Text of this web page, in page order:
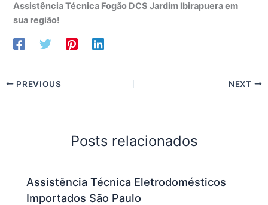
Assistência Técnica Fogão DCS Jardim Ibirapuera em
sua região!
PREVIOUS NEXT
Posts relacionados
Assistência Técnica Eletrodomésticos
Importados São Paulo